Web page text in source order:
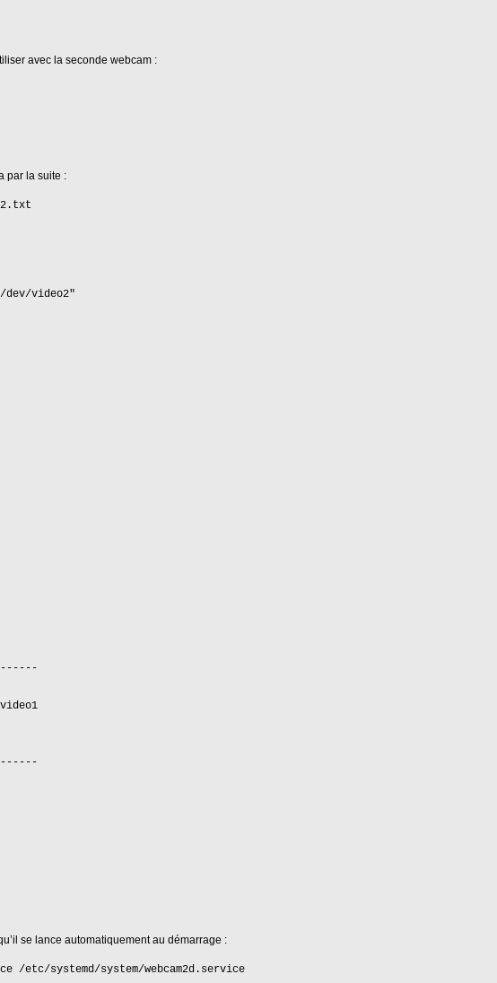
avec la seconde webcam :
par la suite :
dev/video2"
se lance automatiquement au démarrage :
/etc/systemd/system/webcam2d.service